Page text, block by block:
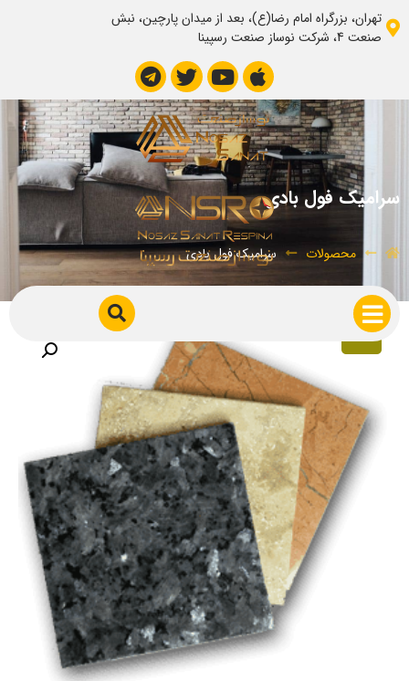
تهران، بزرگراه امام رضا(ع)، بعد از میدان پارچین، نبش
صنعت 4، شرکت نوساز صنعت رسپینا
سرامیک فول بادی
محصولات سرامیک فول بادی
34%